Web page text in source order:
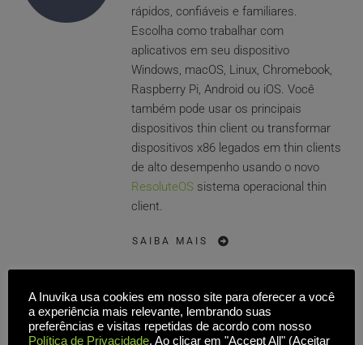
rápidos, confiáveis e familiares.
Escolha como trabalhar com
aplicativos em seu dispositivo
Windows, macOS, Linux, Chromebook,
Raspberry Pi, Android ou iOS. Você
também pode usar os principais
dispositivos thin client ou transformar
dispositivos x86 legados em thin clients
de alto desempenho usando o novo
ResoluteOS sistema operacional thin
client.
SAIBA MAIS
A Inuvika usa cookies em nosso site para oferecer a você
a experiência mais relevante, lembrando suas
preferências e visitas repetidas de acordo com nosso
Política de Privacidade. Ao clicar em "Accept All" (Aceitar